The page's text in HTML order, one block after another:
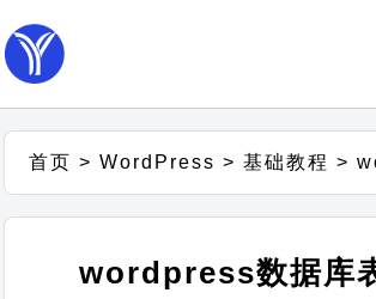
首页 >WordPress >基础教程 >
wordpress数据库